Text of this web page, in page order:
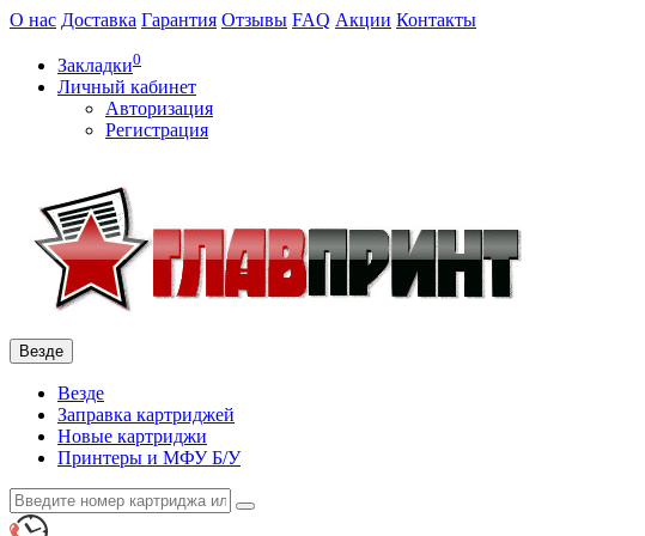
О нас Доставка Гарантия Отзывы FAQ Акции Контакты
Закладки0
Личный кабинет
Авторизация
Регистрация
Везде
Везде
Заправка картриджей
Новые картриджи
Принтеры и МФУ Б/У